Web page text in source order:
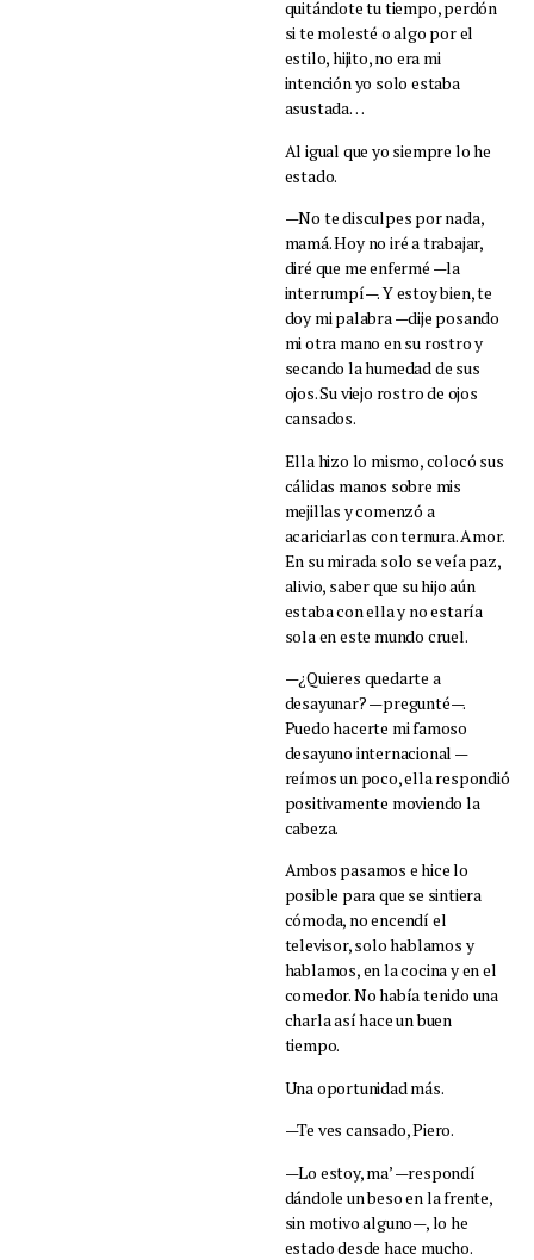
quitándote tu tiempo, perdón
si te molesté o algo por el
estilo, hijito, no era mi
intención yo solo estaba
asustada…
Al igual que yo siempre lo he
estado.
—No te disculpes por nada,
mamá. Hoy no iré a trabajar,
diré que me enfermé —la
interrumpí—. Y estoy bien, te
doy mi palabra —dije posando
mi otra mano en su rostro y
secando la humedad de sus
ojos. Su viejo rostro de ojos
cansados.
Ella hizo lo mismo, colocó sus
cálidas manos sobre mis
mejillas y comenzó a
acariciarlas con ternura. Amor.
En su mirada solo se veía paz,
alivio, saber que su hijo aún
estaba con ella y no estaría
sola en este mundo cruel.
—¿Quieres quedarte a
desayunar? —pregunté—.
Puedo hacerte mi famoso
desayuno internacional —
reímos un poco, ella respondió
positivamente moviendo la
cabeza.
Ambos pasamos e hice lo
posible para que se sintiera
cómoda, no encendí el
televisor, solo hablamos y
hablamos, en la cocina y en el
comedor. No había tenido una
charla así hace un buen
tiempo.
Una oportunidad más.
—Te ves cansado, Piero.
—Lo estoy, ma’ —respondí
dándole un beso en la frente,
sin motivo alguno—, lo he
estado desde hace mucho.